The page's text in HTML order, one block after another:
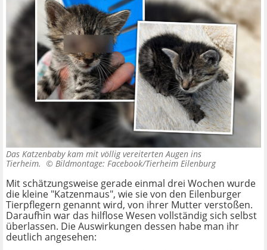
Das Katzenbaby kam mit völlig vereiterten Augen ins
Tierheim. © Bildmontage: Facebook/Tierheim Eilenburg
Mit schätzungsweise gerade einmal drei Wochen wurde
die kleine "Katzenmaus", wie sie von den Eilenburger
Tierpflegern genannt wird, von ihrer Mutter verstoßen.
Daraufhin war das hilflose Wesen vollständig sich selbst
überlassen. Die Auswirkungen dessen habe man ihr
deutlich angesehen: